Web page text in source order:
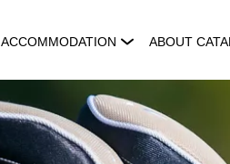
ACCOMMODATION ABOUT